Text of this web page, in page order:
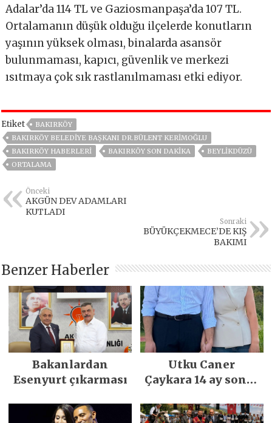
Adalar’da 114 TL ve Gaziosmanpaşa’da 107 TL.
Ortalamanın düşük olduğu ilçelerde konutların
yaşının yüksek olması, binalarda asansör
bulunmaması, kapıcı, güvenlik ve merkezi
ısıtmaya çok sık rastlanılmaması etki ediyor.
Etiket
BAKIRKÖY
BAKIRKÖY BELEDIYE BAŞKANI DR.BÜLENT KERIMOĞLU
BAKIRKÖY HABERLERI
BAKIRKÖY SON DAKIKA
BEYLIKDÜZÜ
ORTALAMA
Önceki
AKGÜN DEV ADAMLARI
KUTLADI
Sonraki
BÜYÜKÇEKMECE’DE KIŞ
BAKIMI
Benzer Haberler
Bakanlardan
Esenyurt çıkarması
Utku Caner
Çaykara 14 ay sonra
kavuştu